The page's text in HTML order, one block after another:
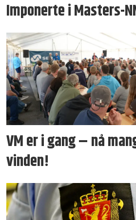
Imponerte i Masters-
VM er i gang – nå
vinden!